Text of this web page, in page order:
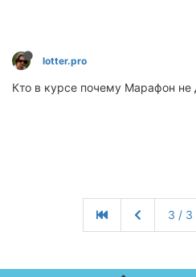
lotter.pro
Кто в курсе почему Марафон не
3 / 3